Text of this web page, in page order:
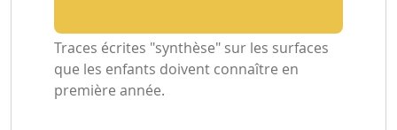
Traces écrites "synthèse" sur les surfaces
que les enfants doivent connaître en
première année.